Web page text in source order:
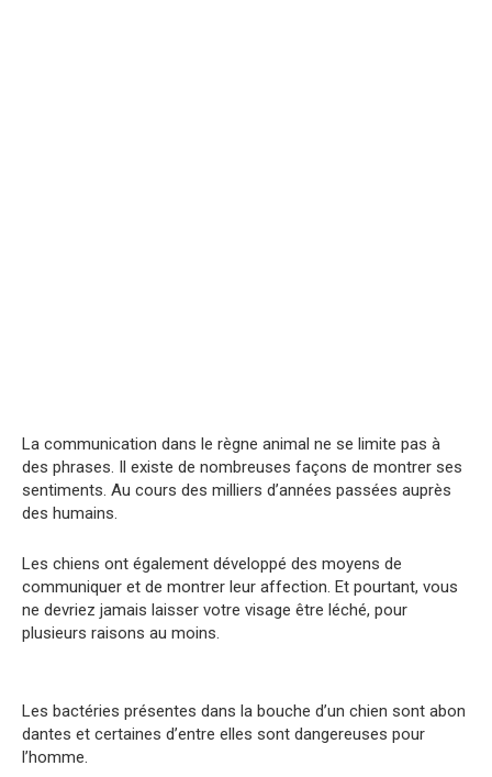
La communication dans le règne animal ne se limite pas à
des phrases. Il existe de nombreuses façons de montrer ses
sentiments. Au cours des milliers d’années passées auprès
des humains.
Les chiens ont également développé des moyens de
communiquer et de montrer leur affection. Et pourtant, vous
ne devriez jamais laisser votre visage être léché, pour
plusieurs raisons au moins.
Les bactéries présentes dans la bouche d’un chien sont abon
dantes et certaines d’entre elles sont dangereuses pour
l’homme.